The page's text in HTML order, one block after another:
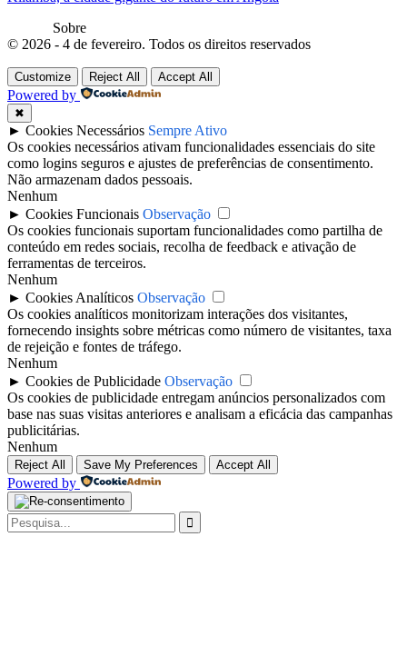
Sobre
© 2026 - 4 de fevereiro. Todos os direitos reservados
Customize Reject All Accept All
Powered by
✖
► Cookies Necessários Sempre Ativo
Os cookies necessários ativam funcionalidades essenciais do site
como logins seguros e ajustes de preferências de consentimento.
Não armazenam dados pessoais.
Nenhum
► Cookies Funcionais Observação
Os cookies funcionais suportam funcionalidades como partilha de
conteúdo em redes sociais, recolha de feedback e ativação de
ferramentas de terceiros.
Nenhum
► Cookies Analíticos Observação
Os cookies analíticos monitorizam interações dos visitantes,
fornecendo insights sobre métricas como número de visitantes, taxa
de rejeição e fontes de tráfego.
Nenhum
► Cookies de Publicidade Observação
Os cookies de publicidade entregam anúncios personalizados com
base nas suas visitas anteriores e analisam a eficácia das campanhas
publicitárias.
Nenhum
Reject All Save My Preferences Accept All
Powered by